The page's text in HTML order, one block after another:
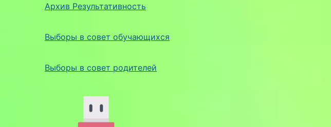
Архив Результативность
Выборы в совет обучающихся
Выборы в совет родителей